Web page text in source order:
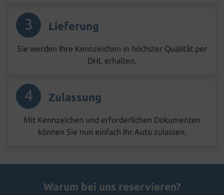
3 Lieferung
Sie werden Ihre Kennzeichen in höchster Qualität per
DHL erhalten.
4 Zulassung
Mit Kennzeichen und erforderlichen Dokumenten
können Sie nun einfach Ihr Auto zulassen.
Warum bei uns reservieren?